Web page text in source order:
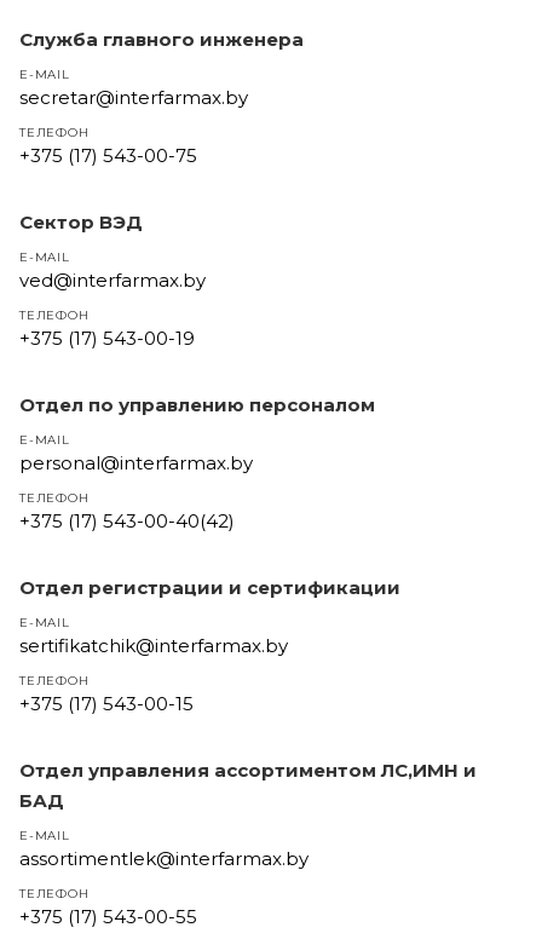
Служба главного инженера
E-MAIL
secretar@interfarmax.by
ТЕЛЕФОН
+375 (17) 543-00-75
Сектор ВЭД
E-MAIL
ved@interfarmax.by
ТЕЛЕФОН
+375 (17) 543-00-19
Отдел по управлению персоналом
E-MAIL
personal@interfarmax.by
ТЕЛЕФОН
+375 (17) 543-00-40(42)
Отдел регистрации и сертификации
E-MAIL
sertifikatchik@interfarmax.by
ТЕЛЕФОН
+375 (17) 543-00-15
Отдел управления ассортиментом ЛС,ИМН и
БАД
E-MAIL
assortimentlek@interfarmax.by
ТЕЛЕФОН
+375 (17) 543-00-55